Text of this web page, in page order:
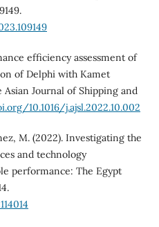
efficiency assessment of
of Delphi with Kamet
Journal of Shipping and
10.1016/j.ajsl.2022.10.002
M. (2022). Investigating the
and technology
performance: The Egypt